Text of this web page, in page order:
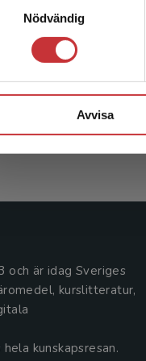
Nödvändig
Avvisa
är idag Sveriges
kurslitteratur,
kunskapsresan.